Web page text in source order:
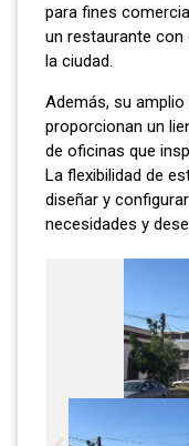
para fines
un restaurante
la ciudad.
Además, su
proporcionan un
de oficinas que
La flexibilidad de
diseñar y
necesidades y